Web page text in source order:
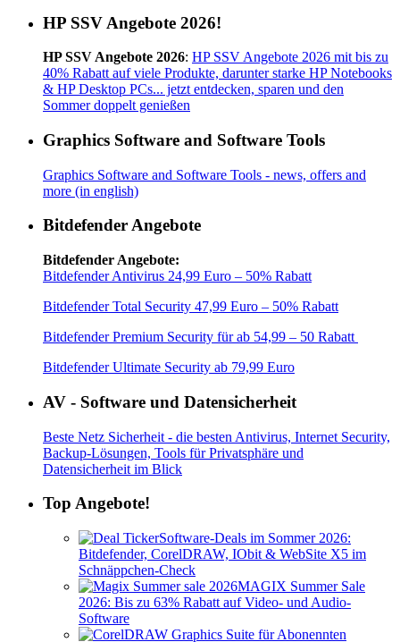
HP SSV Angebote 2026!
HP SSV Angebote 2026: HP SSV Angebote 2026 mit bis zu
40% Rabatt auf viele Produkte, darunter starke HP Notebooks
& HP Desktop PCs... jetzt entdecken, sparen und den
Sommer doppelt genießen
Graphics Software and Software Tools
Graphics Software and Software Tools - news, offers and
more (in english)
Bitdefender Angebote
Bitdefender Angebote:
Bitdefender Antivirus 24,99 Euro – 50% Rabatt
Bitdefender Total Security 47,99 Euro – 50% Rabatt
Bitdefender Premium Security für ab 54,99 – 50 Rabatt
Bitdefender Ultimate Security ab 79,99 Euro
AV - Software und Datensicherheit
Beste Netz Sicherheit - die besten Antivirus, Internet Security,
Backup-Lösungen, Tools für Privatsphäre und
Datensicherheit im Blick
Top Angebote!
Software-Deals im Sommer 2026:
Bitdefender, CorelDRAW, IObit & WebSite X5 im
Schnäppchen-Check
MAGIX Summer Sale
2026: Bis zu 63% Rabatt auf Video- und Audio-
Software